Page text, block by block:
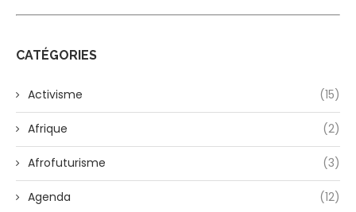
CATÉGORIES
Activisme (15)
Afrique (2)
Afrofuturisme (3)
Agenda (12)